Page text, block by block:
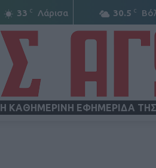
33 C Λάρισα 30.5 C
ΚΑΘΗΜΕΡΙΝΗ ΕΦΗΜΕΡΙΔΑ